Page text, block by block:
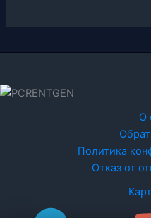
О
Политика
Отказ от